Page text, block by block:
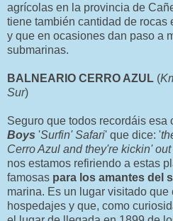
agrícolas en la provincia de
tiene también cantidad de rocas
y que en ocasiones dan paso a
submarinas.
BALNEARIO CERRO AZUL (
Sur)
Seguro que todos recordáis esa
Boys 'Surfin' Safari' que dice: '
Cerro Azul and they're kickin'
nos estamos refiriendo a estas
famosas para los amantes del
marina. Es un lugar visitado que
hospedajes y que, como